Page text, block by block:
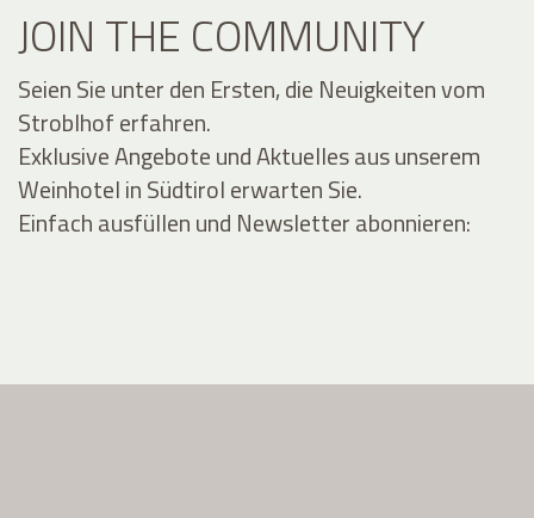
JOIN THE COMMUNITY
Seien Sie unter den Ersten, die Neuigkeiten vom
Stroblhof erfahren.
Exklusive Angebote und Aktuelles aus unserem
Weinhotel in Südtirol erwarten Sie.
Einfach ausfüllen und Newsletter abonnieren: